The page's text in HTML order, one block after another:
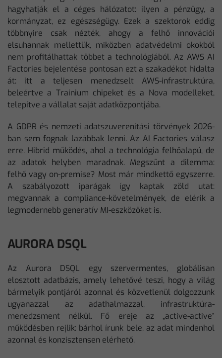
hagyhatják el a céges hálózatot: ilyen a pénzügy, a
kormányzat, ez egészségügy. Ezek a szektorok eddig
többnyire csak nézték, ahogy a felhő innovációi
elsuhannak mellettük, miközben adatvédelmi okokból
nem profitálhattak többet a technológiából. Az AWS AI
Factories bejelentése pontosan ezt a szakadékot hidalta
át: itt a teljesen menedzselt AWS-infrastruktúra,
beleértve a Trainium chipeket és a Nova modelleket,
telepítve a vállalat saját adatközpontjába.
A GDPR és nemzeti adatszuverenitási törvények 2026-
ban sem fognak lazábbak lenni. Az AI Factories válasz
erre. Hibrid működés, ahol a technológia felhőalapú, de
az adatok helyben maradnak. Megszűnt a dilemma:
felhő vagy on-premise? Most már mindkettő egyszerre.
A szabályozott iparágak így kaptak zöld utat:
megvannak a compliance-követelmények, de elérik a
legmodernebb generatív MI-eszközöket is.
AURORA DSQL
Az Aurora DSQL egy szervermentes, globálisan
elosztott adatbázis, amely lehetővé teszi, hogy a világ
bármelyik pontjáról azonnal és közvetlenül dolgozzunk
ugyanazzal az adathalmazzal, infrastruktúra-
menedzsment nélkül. Fő ereje az „active-active”
működésben rejlik: bárhol írunk bele, az adat mindenhol
azonnal és konzisztensen elérhető.